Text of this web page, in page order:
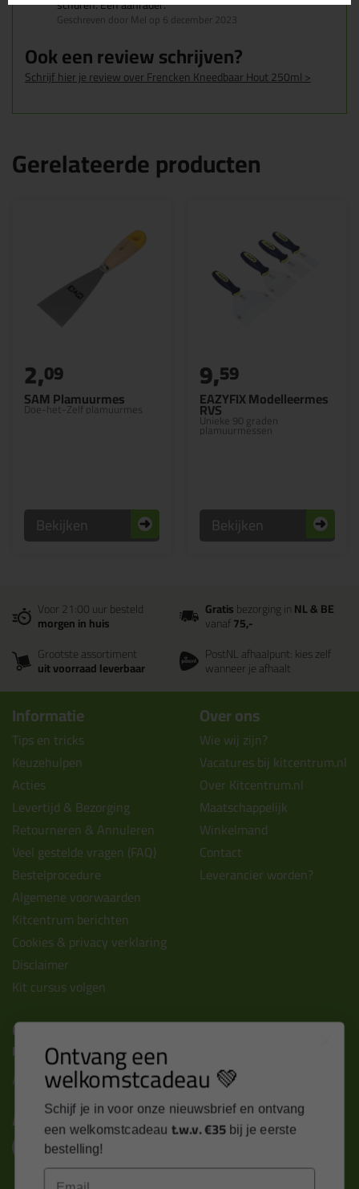
schuren. Een aanrader.
Geschreven door Mel op 6 december 2023
Ook een review schrijven?
Schrijf hier je review over Frencken Kneedbaar Hout 250ml >
Gerelateerde producten
SAM Plamuurmes
Doe-het-Zelf plamuurmes
2,09
Bekijken
EAZYFIX Modelleermes
RVS
Unieke 90 graden
plamuurmessen
9,59
Bekijken
Voor 21:00 uur besteld
morgen in huis
Gratisbezorging inNL & BE
vanaf75,-
Grootste assortiment
uit voorraad leverbaar
PostNL afhaalpunt: kies zelf
wanneer je afhaalt
Informatie
Tips en tricks
Keuzehulpen
Acties
Levertijd & Bezorging
Retourneren & Annuleren
Veel gestelde vragen (FAQ)
Bestelprocedure
Algemene voorwaarden
Kitcentrum berichten
Cookies & privacy verklaring
Disclaimer
Kit cursus volgen
Over ons
Wie wij zijn?
Vacatures bij kitcentrum.nl
Over Kitcentrum.nl
Maatschappelijk
Winkelmand
Contact
Leverancier worden?
Contact
Kitcentrum B.V.
Alle contactgegevens >
Altijd op de hoogte blijven?
Ontvang een
welkomstcadeau 💚
Schijf je in voor onze nieuwsbrief en ontvang
een welkomstcadeau t.w.v. €35 bij je eerste
bestelling!